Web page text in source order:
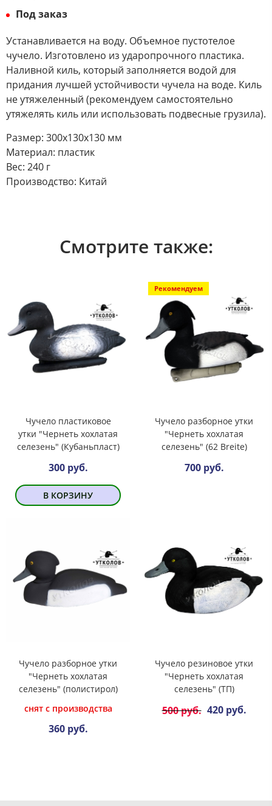
Под заказ
Устанавливается на воду. Объемное пустотелое
чучело. Изготовлено из ударопрочного пластика.
Наливной киль, который заполняется водой для
придания лучшей устойчивости чучела на воде. Киль
не утяжеленный (рекомендуем самостоятельно
утяжелять киль или использовать подвесные грузила).
Размер: 300х130х130 мм
Материал: пластик
Вес: 240 г
Производство: Китай
Смотрите также:
Чучело пластиковое
утки "Чернеть хохлатая
селезень" (Кубаньпласт)
300 руб.
В КОРЗИНУ
Рекомендуем
Чучело разборное утки
"Чернеть хохлатая
селезень" (62 Breite)
700 руб.
Чучело разборное утки
"Чернеть хохлатая
селезень" (полистирол)
снят с производства
360 руб.
Чучело резиновое утки
"Чернеть хохлатая
селезень" (ТП)
500 руб. 420 руб.